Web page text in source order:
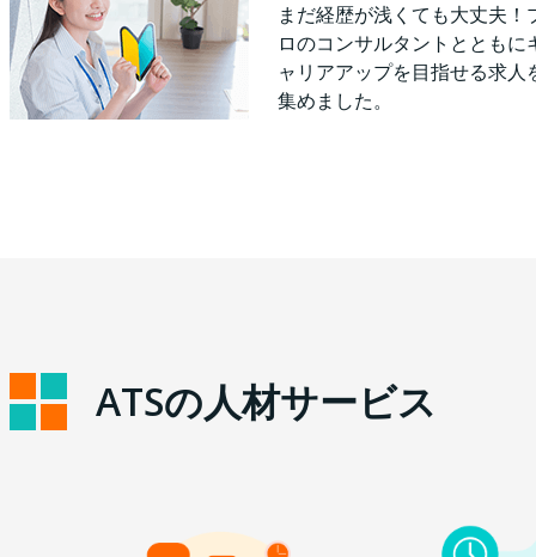
まだ経歴が浅くても大丈夫！
ロのコンサルタントとともに
ャリアアップを目指せる求人
集めました。
ATSの人材サービス